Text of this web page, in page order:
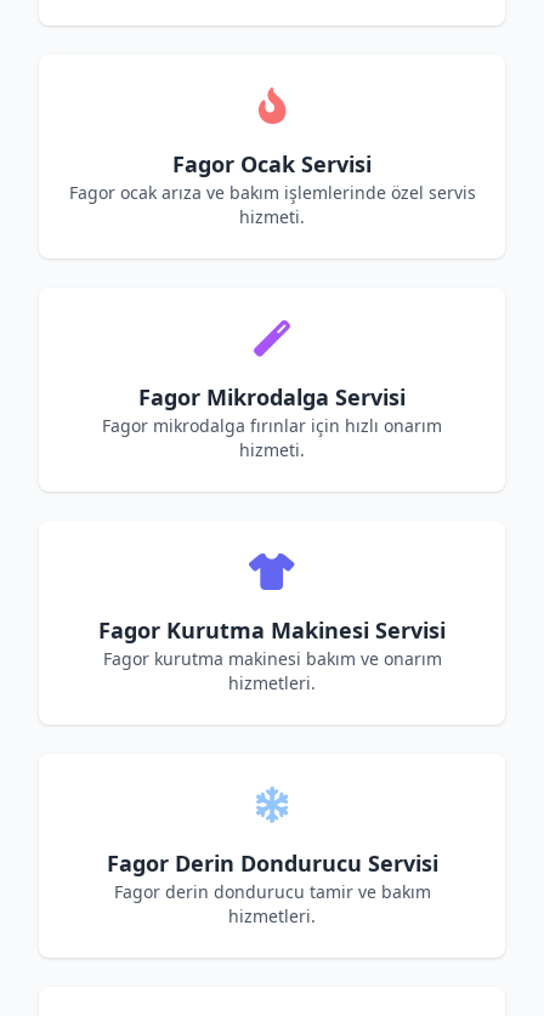
Fagor Ocak Servisi
Fagor ocak arıza ve bakım işlemlerinde özel servis
hizmeti.
Fagor Mikrodalga Servisi
Fagor mikrodalga fırınlar için hızlı onarım
hizmeti.
Fagor Kurutma Makinesi Servisi
Fagor kurutma makinesi bakım ve onarım
hizmetleri.
Fagor Derin Dondurucu Servisi
Fagor derin dondurucu tamir ve bakım
hizmetleri.